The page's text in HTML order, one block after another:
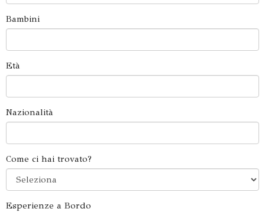
Bambini
Età
Nazionalità
Come ci hai trovato?
Esperienze a Bordo